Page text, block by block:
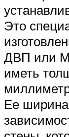
Это
ДВП или
иметь
Ее